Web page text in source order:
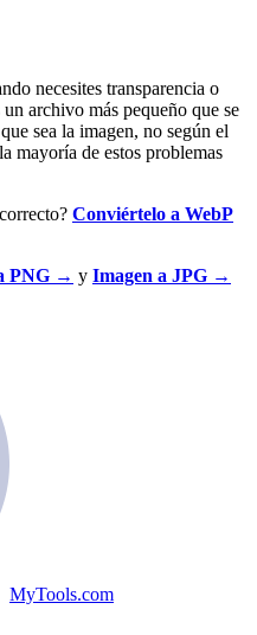
necesites transparencia o
archivo más pequeño que se
sea la imagen, no según el
mayoría de estos problemas
Conviértelo a WebP
PNG → y Imagen a JPG →
MyTools.com